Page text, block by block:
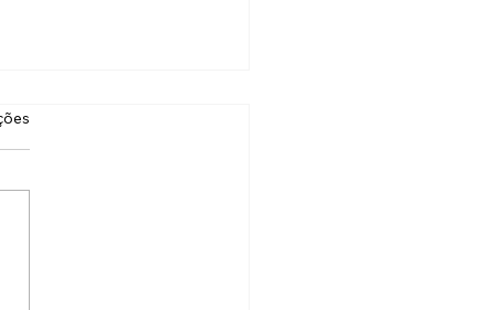
Básica
é, na verdade,